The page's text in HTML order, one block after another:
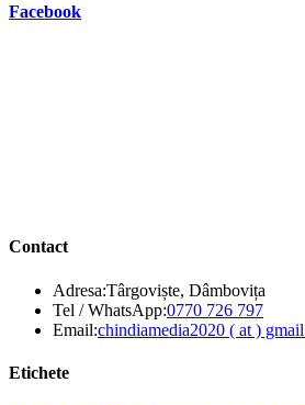
Facebook
Contact
Adresa:Târgoviște, Dâmbovița
Tel / WhatsApp:0770 726 797Opens
in
Email:chindiamedia2020 ( at )
Etichete